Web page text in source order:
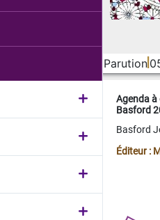
Parution
Agenda
Basford
Basford
Éditeur :